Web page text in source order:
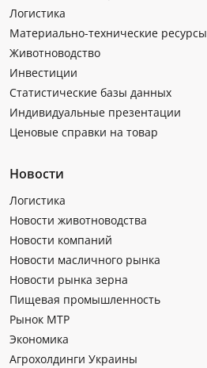
Логистика
Материально-технические ресурсы
Животноводство
Инвестиции
Статистические базы данных
Индивидуальные презентации
Ценовые справки на товар
Новости
Логистика
Новости животноводства
Новости компаний
Новости масличного рынка
Новости рынка зерна
Пищевая промышленность
Рынок МТР
Экономика
Агрохолдинги Украины